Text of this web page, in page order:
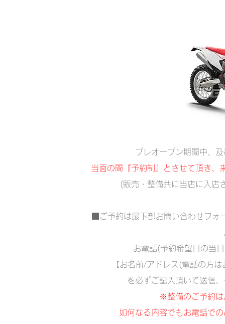
プレオープン期間中、
当面の間『予約制』とさせて頂き、
(販売・整備共に当店に入店
■ご予約は最下部お問い合わせフ
お電話(予約希望日の当
【お名前/アドレス(電話の方
を必ずご記入頂いて送信
​​※整備のご予約は
如何なる内容でもお電話で